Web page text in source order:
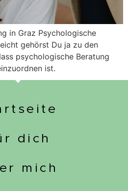
in Graz Psychologische
gehörst Du ja zu den
psychologische Beratung
ist.
dich
mich